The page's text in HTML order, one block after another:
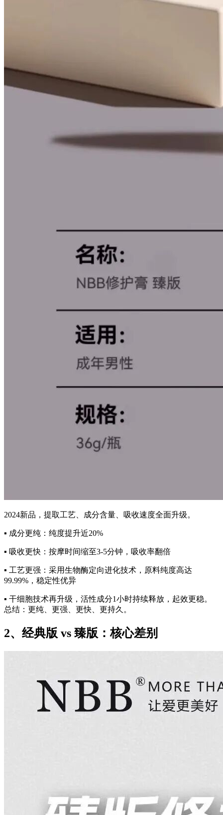
2024新品，提取工艺、成分含量、吸收速度全面升级。
▪️ 成分更纯：纯度提升近20%
▪️ 吸收更快：按摩时间缩至3-5分钟，吸收率翻倍
▪️ 工艺更强：采用生物酶定向进化技术，原料纯度高达
99.99%，稳定性优异
▪️ 干细胞技术再升级，活性成分1小时持续释放，起效更稳。
总结：更纯、更强、更快、更持久。
2、经典版 vs 臻版：核心差别